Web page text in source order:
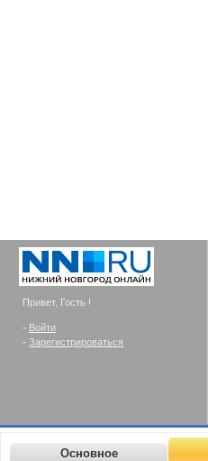
Привет, Гость !
- Войти
- Зарегистрироваться
Основное